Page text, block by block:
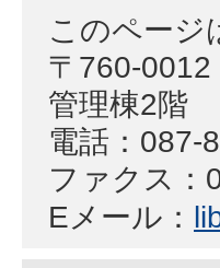
このページ
〒760-
管理棟2階
電話：087-
ファクス：
Eメール：